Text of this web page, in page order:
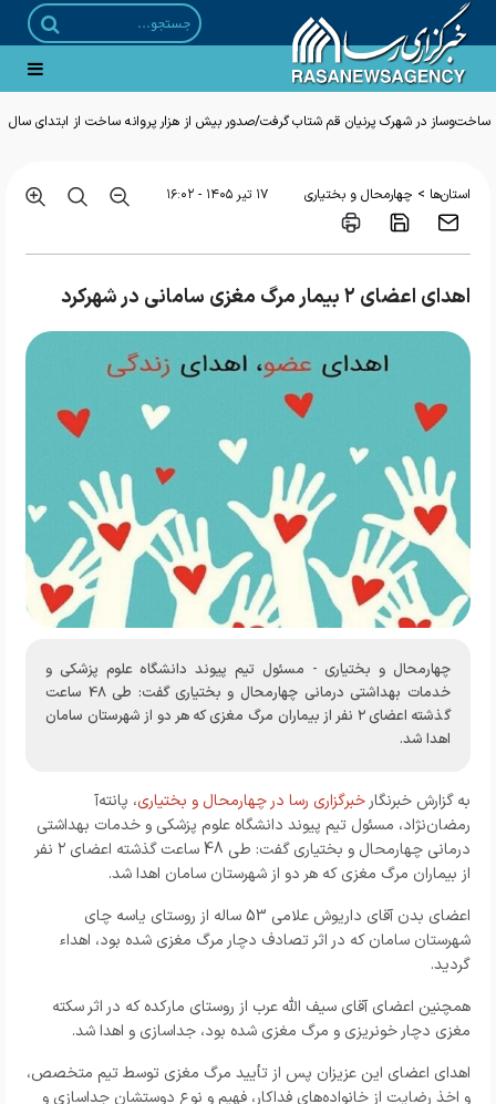
ساخت‌وساز در شهرک پرنیان قم شتاب گرفت/صدور بیش از هزار پروانه ساخت از ابتدای سال
استان‌ها > چهارمحال و بختیاری ۱۷ تير ۱۴۰۵ - ۱۶:۰۲
اهدای اعضای ۲ بیمار مرگ مغزی سامانی در شهرکرد
چهارمحال و بختیاری - مسئول تیم پیوند دانشگاه علوم پزشکی و
خدمات بهداشتی درمانی چهارمحال و بختیاری گفت: طی 48 ساعت
گذشته اعضای ۲ نفر از بیماران مرگ مغزی که هر دو از شهرستان سامان
اهدا شد.
به گزارش خبرنگار خبرگزاری رسا در چهارمحال و بختیاری، پانته‌آ
رمضان‌نژاد، مسئول تیم پیوند دانشگاه علوم پزشکی و خدمات بهداشتی
درمانی چهارمحال و بختیاری گفت: طی 48 ساعت گذشته اعضای ۲ نفر
از بیماران مرگ مغزی که هر دو از شهرستان سامان اهدا شد.
اعضای بدن آقای داریوش علامی 53 ساله از روستای یاسه چای
شهرستان سامان که در اثر تصادف دچار مرگ مغزی شده بود، اهداء
گردید.
همچنین اعضای آقای سیف الله عرب از روستای مارکده که در اثر سکته
مغزی دچار خونریزی و مرگ مغزی شده بود، جداسازی و اهدا شد.
اهدای اعضای این عزیزان پس از تأیید مرگ مغزی توسط تیم متخصص،
و اخذ رضایت از خانواده‌های فداکار، فهیم و نوع دوستشان جداسازی و